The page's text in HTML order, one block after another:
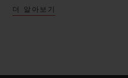
더 알아보기